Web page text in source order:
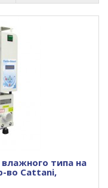
типа на
во Cattani,